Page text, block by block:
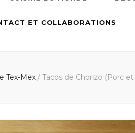
ET COLLABORATIONS
Tex-Mex / Tacos de Chorizo (Porc et